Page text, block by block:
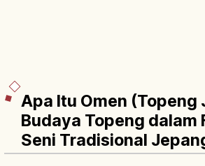
Apa Itu Omen (Topeng
Budaya Topeng dalam
Seni Tradisional